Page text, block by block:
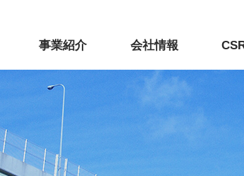
事業紹介 会社情報